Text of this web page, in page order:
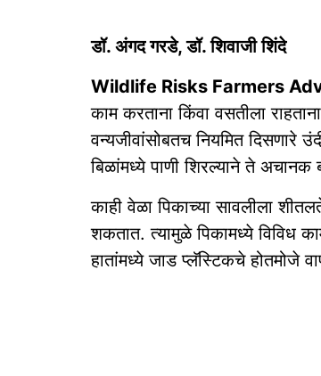
डॉ. अंगद गरडे, डॉ. शिवाजी शिंदे
Wildlife Risks Farmers
काम करताना किंवा वसतीला
वन्यजीवांसोबतच नियमित दिसणारे
बिळांमध्ये पाणी शिरल्याने ते
काही वेळा पिकाच्या सावलीला
शकतात. त्यामुळे पिकामध्ये विविध
हातांमध्ये जाड प्लॅस्टिकचे होतमोजे